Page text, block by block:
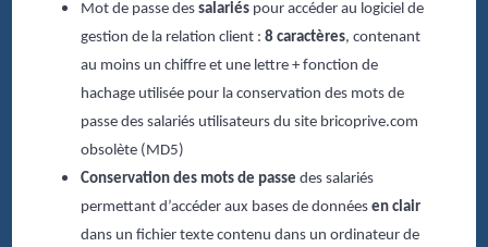
Mot de passe des salariéspour accéder au logiciel de
gestion de la relation client : 8 caractères, contenant
au moins un chiffre et une lettre + fonction de
hachage utilisée pour la conservation des mots de
passe des salariés utilisateurs du site bricoprive.com
obsolète (MD5)
Conservation des mots de passe des salariés
permettant d’accéder aux bases de données en clair
dans un fichier texte contenu dans un ordinateur de